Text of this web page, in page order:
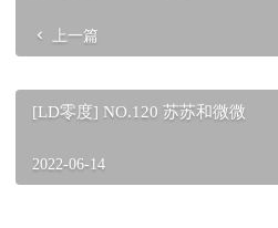
上一篇
[LD零度] NO.120 苏苏和微微
2022-06-14